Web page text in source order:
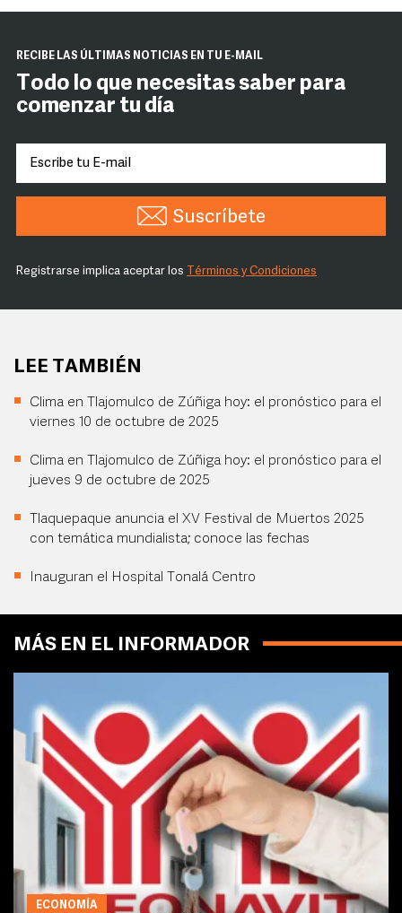
RECIBE LAS ÚLTIMAS NOTICIAS EN TU E-MAIL
Todo lo que necesitas saber para
comenzar tu día
Suscríbete
Registrarse implica aceptar los Términos y Condiciones
LEE TAMBIÉN
Clima en Tlajomulco de Zúñiga hoy: el pronóstico para el
viernes 10 de octubre de 2025
Clima en Tlajomulco de Zúñiga hoy: el pronóstico para el
jueves 9 de octubre de 2025
Tlaquepaque anuncia el XV Festival de Muertos 2025
con temática mundialista; conoce las fechas
Inauguran el Hospital Tonalá Centro
MÁS EN EL INFORMADOR
ECONOMÍA